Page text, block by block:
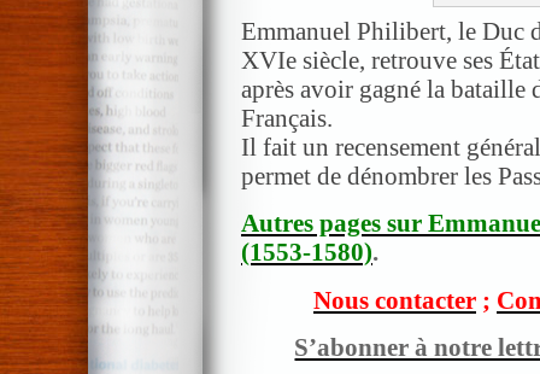
Emmanuel Philibert, le Duc
XVIe siècle, retrouve ses
après avoir gagné la bataille
Français.
Il fait un recensement
permet de dénombrer les
Autres pages sur
(1553-1580).
Nous contacter ;
S’abonner à notre